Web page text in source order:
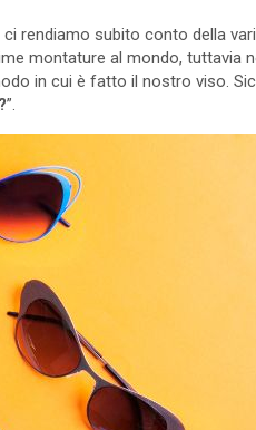
ci rendiamo subito conto della
montature al mondo, tuttavia
in cui è fatto il nostro viso.
”.